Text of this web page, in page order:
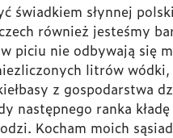
świadkiem słynnej
również jesteśmy
piciu nie odbywają się
litrów
z gospodarstwa
następnego ranka
Kocham moich